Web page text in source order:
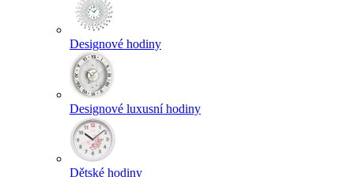
Designové hodiny
Designové luxusní hodiny
Dětské hodiny